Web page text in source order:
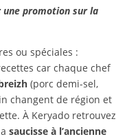
une promotion sur la
ou spéciales :
car chaque chef
(porc demi-sel,
changent de région et
À Keryado retrouvez
saucisse à l’ancienne